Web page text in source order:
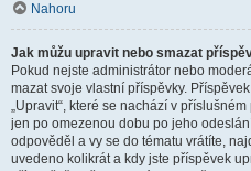
Nahoru
Jak můžu upravit nebo smazat
Pokud nejste administrátor nebo
mazat svoje vlastní příspěvky.
„Upravit“, které se nachází v
jen po omezenou dobu po jeho
odpověděl a vy se do tématu vrátíte,
uvedeno kolikrát a kdy jste příspěvek